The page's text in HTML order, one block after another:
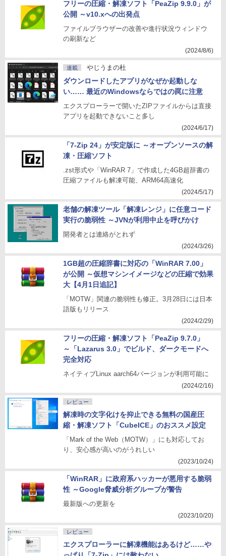
フリーの圧縮・解凍ソフト「PeaZip 9.9.0」が
公開 ～v10.xへの出発点
ファイルブラウザーの改善や進行状況ウィンドウ
の刷新など
(2024/8/6)
連載 やじうまの杜
ダウンロードしたアプリがなぜか起動しな
い…… 最近のWindowsならではの罠に注意
エクスプローラーで開いたZIPファイルからは直接
アプリを起動できないこと多し
(2024/6/17)
「7-Zip 24」が安定版に ～オープンソースの解
凍・圧縮ソフト
.zst形式や「WinRAR 7」で作成した4GB超辞書の
圧縮ファイルも解凍可能、ARM64高速化
(2024/5/17)
老舗の解凍ツール「解凍レンジ」に任意コード
実行の脆弱性 ～JVNが利用中止を呼びかけ
開発者とは連絡がとれず
(2024/3/26)
1GB超の圧縮辞書に対応の「WinRAR 7.00」
が公開 ～仮想マシンイメージなどの圧縮で効果
大【4月1日追記】
「MOTW」関連の脆弱性も修正。3月28日には日本
語版もリリース
(2024/2/29)
フリーの圧縮・解凍ソフト「PeaZip 9.7.0」
～「Lazarus 3.0」でビルド、ダークモードへ
完全対応
ネイティブLinux aarch64バージョンが利用可能に
(2024/2/16)
レビュー
解凍時の文字化けを抑止できる無料の国産圧
縮・解凍ソフト「CubeICE」のおススメ設定
「Mark of the Web（MOTW）」にも対応してお
り、安心感が高いのがうれしい
(2023/10/24)
「WinRAR」に政府系ハッカーが悪用する脆弱
性 ～Google脅威分析グループが警告
最新版への更新を
(2023/10/20)
レビュー
エクスプローラーに解凍機能はあるけど……や